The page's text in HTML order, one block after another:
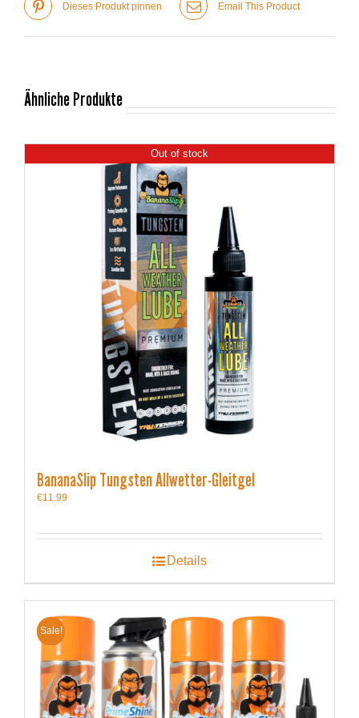
Dieses Produkt pinnen Email This Product
Ähnliche Produkte
Out of stock
BananaSlip Tungsten Allwetter-Gleitgel
€11.99
Details
Sale!